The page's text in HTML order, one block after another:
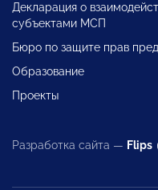
Декларация о
субъектами МСП
Бюро по защите прав
Образование
Проекты
Разработка сайта — Flips